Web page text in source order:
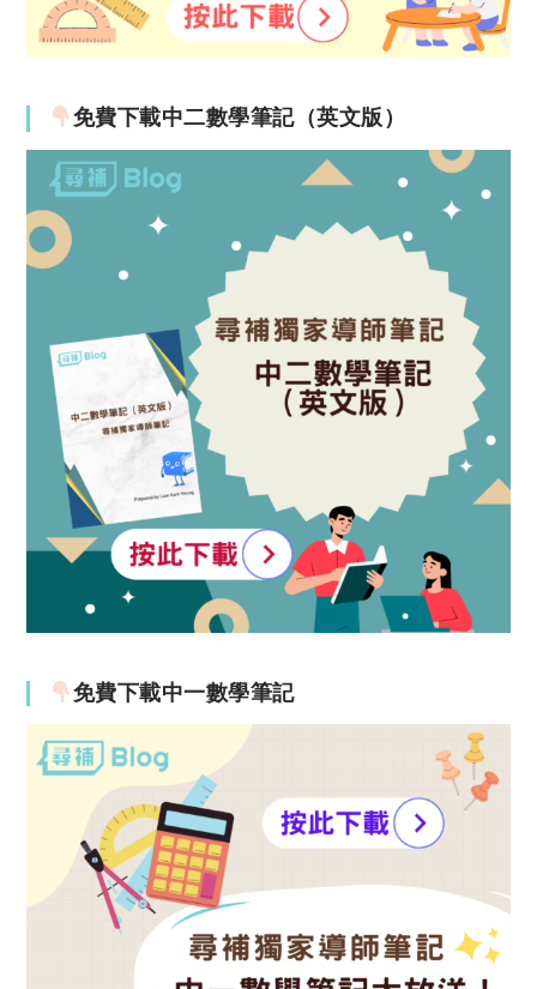
免費下載中二數學筆記（英文版）
免費下載中一數學筆記